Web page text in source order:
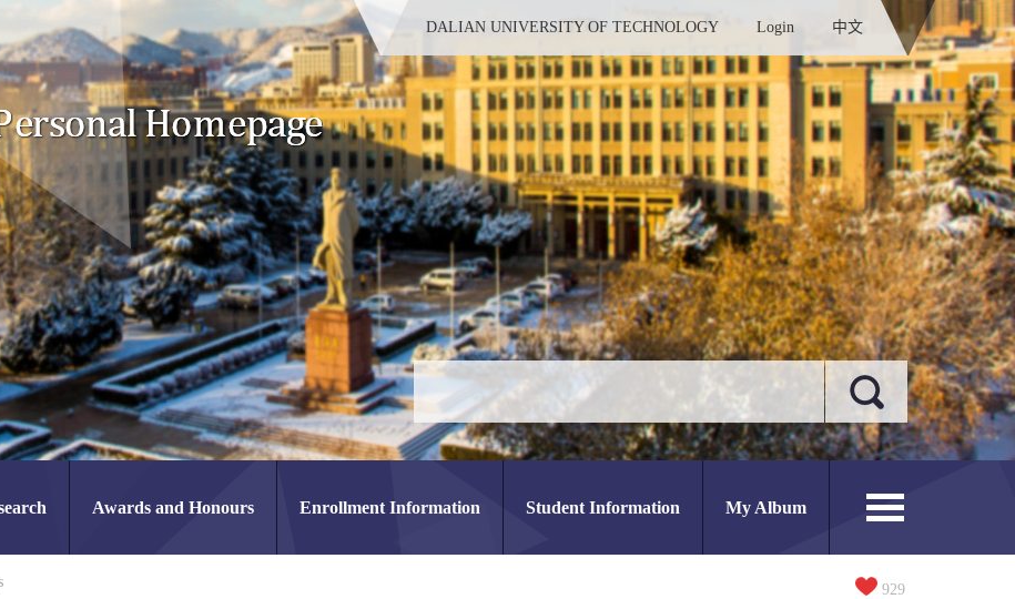
DALIAN UNIVERSITY OF TECHNOLOGY Login 中文
Awards and Honours Enrollment Information Student Information My Album
929